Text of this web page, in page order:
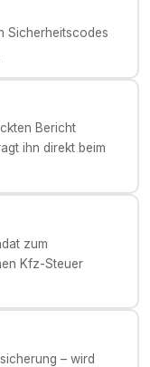
Sicherheitscodes
Bericht
ihn direkt beim
zum
Kfz-Steuer
– wird